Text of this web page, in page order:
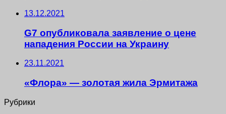
13.12.2021
G7 опубликовала заявление о цене
нападения России на Украину
23.11.2021
«Флора» — золотая жила Эрмитажа
Рубрики